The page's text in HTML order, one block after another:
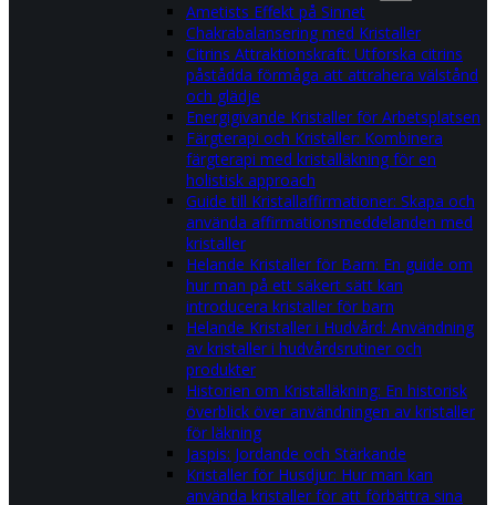
Ametists Effekt på Sinnet
Chakrabalansering med Kristaller
Citrins Attraktionskraft: Utforska citrins
påstådda förmåga att attrahera välstånd
och glädje
Energigivande Kristaller för Arbetsplatsen
Färgterapi och Kristaller: Kombinera
färgterapi med kristalläkning för en
holistisk approach
Guide till Kristallaffirmationer: Skapa och
använda affirmationsmeddelanden med
kristaller
Helande Kristaller för Barn: En guide om
hur man på ett säkert sätt kan
introducera kristaller för barn
Helande Kristaller i Hudvård: Användning
av kristaller i hudvårdsrutiner och
produkter
Historien om Kristalläkning: En historisk
överblick över användningen av kristaller
för läkning
Jaspis: Jordande och Stärkande
Kristaller för Husdjur: Hur man kan
använda kristaller för att förbättra sina